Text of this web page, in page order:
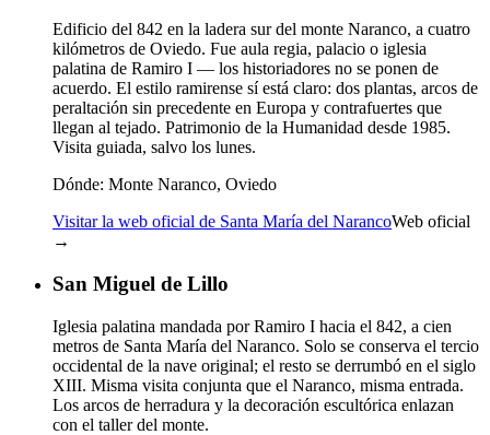
Edificio del 842 en la ladera sur del monte Naranco, a cuatro
kilómetros de Oviedo. Fue aula regia, palacio o iglesia
palatina de Ramiro I — los historiadores no se ponen de
acuerdo. El estilo ramirense sí está claro: dos plantas, arcos de
peraltación sin precedente en Europa y contrafuertes que
llegan al tejado. Patrimonio de la Humanidad desde 1985.
Visita guiada, salvo los lunes.
Dónde: Monte Naranco, Oviedo
Visitar la web oficial de Santa María del NarancoWeb oficial
→
San Miguel de Lillo
Iglesia palatina mandada por Ramiro I hacia el 842, a cien
metros de Santa María del Naranco. Solo se conserva el tercio
occidental de la nave original; el resto se derrumbó en el siglo
XIII. Misma visita conjunta que el Naranco, misma entrada.
Los arcos de herradura y la decoración escultórica enlazan
con el taller del monte.